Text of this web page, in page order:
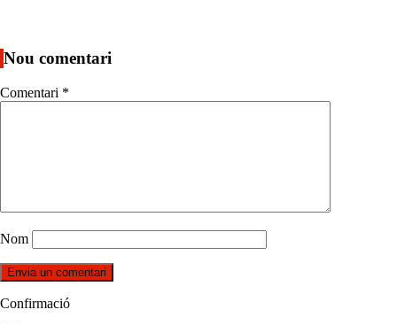
Nou comentari
Comentari *
Nom
Confirmació